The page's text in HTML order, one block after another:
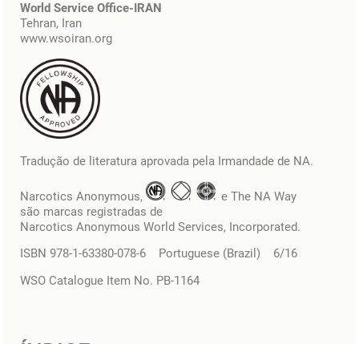
World Service Office-IRAN
Tehran, Iran
www.wsoiran.org
Tradução de literatura aprovada pela Irmandade de NA.
Narcotics Anonymous,
e The NA Way
são marcas registradas de
Narcotics Anonymous World Services, Incorporated.
ISBN 978-1-63380-078-6 Portuguese (Brazil) 6/16
WSO Catalogue Item No. PB-1164